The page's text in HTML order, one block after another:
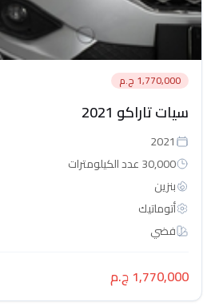
1,770,000 ج.م
سيات تاراكو 2021
2021
30,000 عدد الكيلومترات
بنزين
أتوماتيك‎
فضي
1,770,000 ج.م